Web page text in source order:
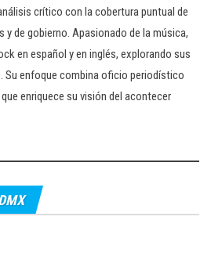
crítico con la cobertura puntual de
de gobierno. Apasionado de la música,
en español y en inglés, explorando sus
Su enfoque combina oficio periodístico
enriquece su visión del acontecer